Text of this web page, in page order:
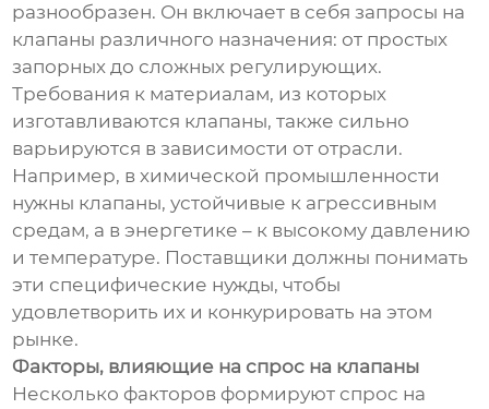
разнообразен. Он включает в себя запросы на
клапаны различного назначения: от простых
запорных до сложных регулирующих.
Требования к материалам, из которых
изготавливаются клапаны, также сильно
варьируются в зависимости от отрасли.
Например, в химической промышленности
нужны клапаны, устойчивые к агрессивным
средам, а в энергетике – к высокому давлению
и температуре. Поставщики должны понимать
эти специфические нужды, чтобы
удовлетворить их и конкурировать на этом
рынке.
Факторы, влияющие на спрос на клапаны
Несколько факторов формируют спрос на